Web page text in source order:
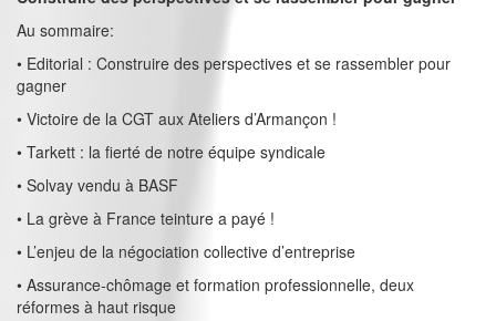
Au sommaire:
• Editorial : Construire des perspectives et se rassembler pour
gagner
• Victoire de la CGT aux Ateliers d’Armançon !
• Tarkett : la fierté de notre équipe syndicale
• Solvay vendu à BASF
• La grève à France teinture a payé !
• L’enjeu de la négociation collective d’entreprise
• Assurance-chômage et formation professionnelle, deux
réformes à haut risque